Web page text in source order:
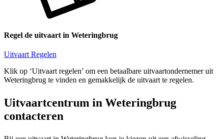
Regel de uitvaart in Weteringbrug
Uitvaart Regelen
Klik op ‘Uitvaart regelen’ om een betaalbare uitvaartondernemer uit
Weteringbrug te vinden en gemakkelijk de uitvaart te regelen.
Uitvaartcentrum in Weteringbrug
contacteren